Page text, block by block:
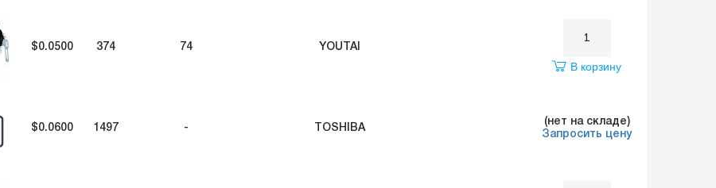
$0.0500 374 74 YOUTAI
В корзину
$0.0600 1497 - TOSHIBA
(нет на складе)
Запросить цену